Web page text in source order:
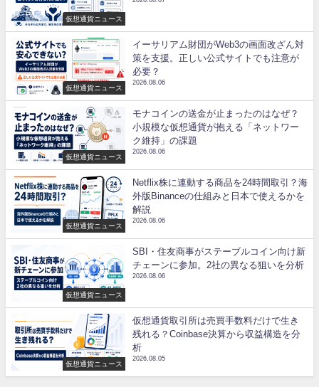
仮想通貨ニュース
仮想通貨ニュース
イーサリアム財団がWeb3の画面改ざん対
策を支援。正しい公式サイトでも注意が
必要？
2026.08.06
仮想通貨ニュース
モナコインの送金が止まったのはなぜ？
小規模な仮想通貨が抱える「ネットワー
ク維持」の課題
2026.08.06
仮想通貨ニュース
Netflix株に連動する商品を24時間取引？海
外版Binanceの仕組みと日本で使えるかを
解説
2026.08.06
仮想通貨ニュース
SBI・住友商事がステーブルコイン向け新
チェーンに参加。2社の異なる狙いを分析
2026.08.06
仮想通貨ニュース
仮想通貨取引所は売買手数料だけで生き
残れる？Coinbase決算から収益構造を分
析
2026.08.05